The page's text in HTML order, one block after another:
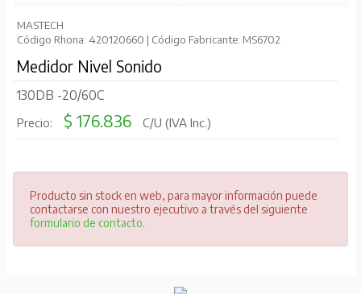
MASTECH
Código Rhona: 420120660 | Código Fabricante: MS6702
Medidor Nivel Sonido
130DB -20/60C
Precio: $ 176.836 C/U (IVA Inc.)
Producto sin stock en web, para mayor información puede
contactarse con nuestro ejecutivo a través del siguiente
formulario de contacto.